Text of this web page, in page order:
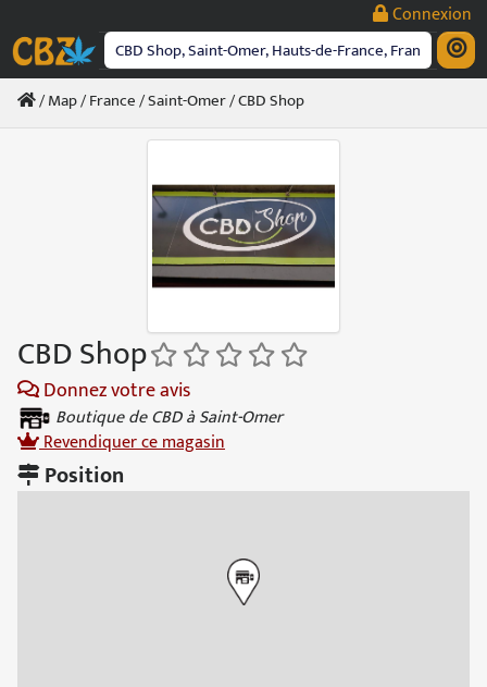
contenu
Connexion
/Map/France/Saint-Omer/ CBD Shop
CBD Shop
Donnez votre avis
Boutique de CBD à Saint-Omer
Revendiquer ce magasin
Position